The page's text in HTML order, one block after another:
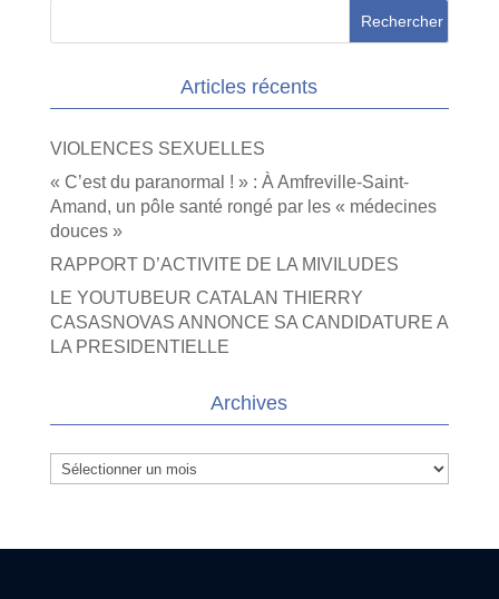
Articles récents
VIOLENCES SEXUELLES
« C’est du paranormal ! » : À Amfreville-Saint-
Amand, un pôle santé rongé par les « médecines
douces »
RAPPORT D’ACTIVITE DE LA MIVILUDES
LE YOUTUBEUR CATALAN THIERRY
CASASNOVAS ANNONCE SA CANDIDATURE A
LA PRESIDENTIELLE
Archives
Archives